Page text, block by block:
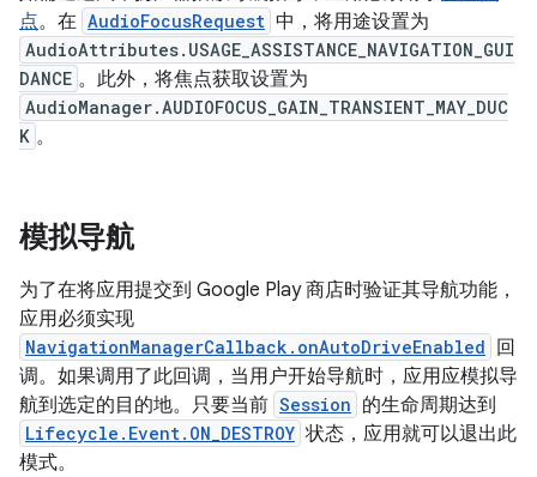
点。在 AudioFocusRequest 中，将用途设置为
AudioAttributes.USAGE_ASSISTANCE_NAVIGATION_GUI
DANCE 。此外，将焦点获取设置为
AudioManager.AUDIOFOCUS_GAIN_TRANSIENT_MAY_DUC
K 。
模拟导航
为了在将应用提交到 Google Play 商店时验证其导航功能，
应用必须实现
NavigationManagerCallback.onAutoDriveEnabled 回
调。如果调用了此回调，当用户开始导航时，应用应模拟导
航到选定的目的地。只要当前 Session 的生命周期达到
Lifecycle.Event.ON_DESTROY 状态，应用就可以退出此
模式。